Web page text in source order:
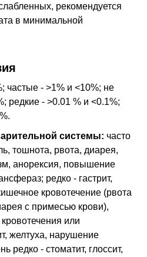
рекомендуется
в минимальной
частые - >1% и <10%; не
редкие - >0.01 % и <0.1%;
системы: часто
тошнота, рвота, диарея,
анорексия, повышение
редко - гастрит,
кровотечение (рвота
с примесью крови),
или
желтуха, нарушение
редко - стоматит, глоссит,